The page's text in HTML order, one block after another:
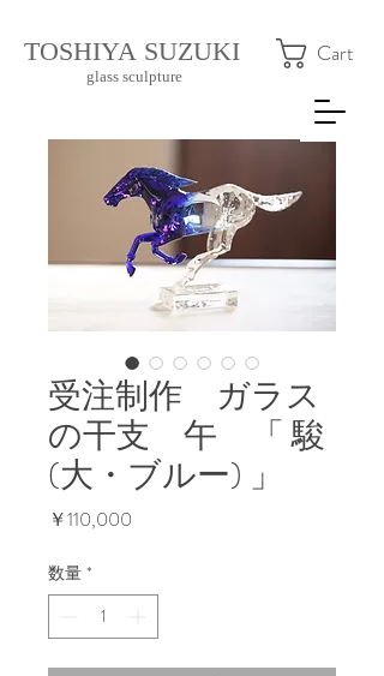
Cart
​TOSHIYA SUZUKI
glass sculpture
受注制作 ガラス
の干支 午 「 駿
(大・ブルー) 」
￥110,000
数量 *